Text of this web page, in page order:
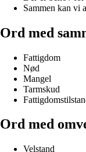
Sammen kan vi
Ord med
Fattigdom
Nød
Mangel
Tarmskud
Ord med
Velstand